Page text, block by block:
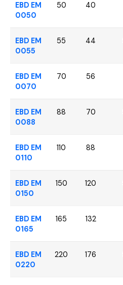
EBD EM
0050
50 40
EBD EM
0055
55 44
EBD EM
0070
70 56
EBD EM
0088
88 70
EBD EM
0110
110 88
EBD EM
0150
150 120
EBD EM
0165
165 132
EBD EM
0220
220 176